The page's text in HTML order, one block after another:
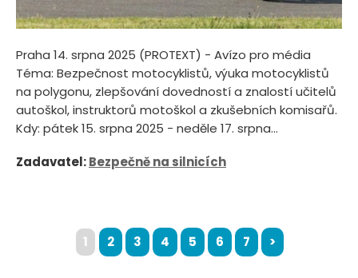
Praha 14. srpna 2025 (PROTEXT) - Avízo pro média
Téma: Bezpečnost motocyklistů, výuka motocyklistů
na polygonu, zlepšování dovedností a znalostí učitelů
autoškol, instruktorů motoškol a zkušebních komisařů.
Kdy: pátek 15. srpna 2025 - neděle 17. srpna...
Zadavatel:Bezpečně na silnicích
1 2 3 4 5 6 7 >